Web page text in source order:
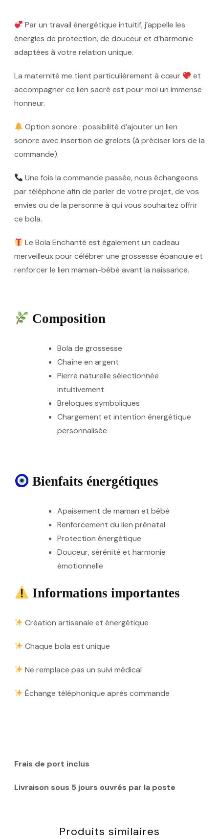
Par un travail énergétique intuitif, j’appelle les
énergies de protection, de douceur et d’harmonie
adaptées à votre relation unique.
La maternité me tient particulièrement à cœur
et
accompagner ce lien sacré est pour moi un immense
honneur.
Option sonore : possibilité d’ajouter un lien
sonore avec insertion de grelots (à préciser lors de la
commande).
Une fois la commande passée, nous échangeons
par téléphone afin de parler de votre projet, de vos
envies ou de la personne à qui vous souhaitez offrir
ce bola.
Le Bola Enchanté est également uncadeau
merveilleuxpour célébrer une grossesse épanouie et
renforcer le lien maman-bébé avant la naissance.
Composition
Bola de grossesse
Chaîne en argent
Pierre naturelle sélectionnée
intuitivement
Breloques symboliques
Chargement et intention énergétique
personnalisée
Bienfaits énergétiques
Apaisement de maman et bébé
Renforcement du lien prénatal
Protection énergétique
Douceur, sérénité et harmonie
émotionnelle
Informations importantes
Création artisanale et énergétique
Chaque bola est unique
Ne remplace pas un suivi médical
Échange téléphonique après commande
Frais de port inclus
Livraison sous 5 jours ouvrés par la poste
Produits similaires